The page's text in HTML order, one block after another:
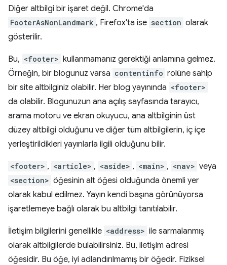
Diğer altbilgi bir işaret değil. Chrome'da
FooterAsNonLandmark , Firefox'ta ise section olarak
gösterilir.
Bu, <footer> kullanmamanız gerektiği anlamına gelmez.
Örneğin, bir blogunuz varsa contentinfo rolüne sahip
bir site altbilginiz olabilir. Her blog yayınında <footer>
da olabilir. Blogunuzun ana açılış sayfasında tarayıcı,
arama motoru ve ekran okuyucu, ana altbilginin üst
düzey altbilgi olduğunu ve diğer tüm altbilgilerin, iç içe
yerleştirildikleri yayınlarla ilgili olduğunu bilir.
<footer> , <article> , <aside> , <main> , <nav> veya
<section> öğesinin alt öğesi olduğunda önemli yer
olarak kabul edilmez. Yayın kendi başına görünüyorsa
işaretlemeye bağlı olarak bu altbilgi tanıtılabilir.
İletişim bilgilerini genellikle <address> ile sarmalanmış
olarak altbilgilerde bulabilirsiniz. Bu, iletişim adresi
öğesidir. Bu öğe, iyi adlandırılmamış bir öğedir. Fiziksel